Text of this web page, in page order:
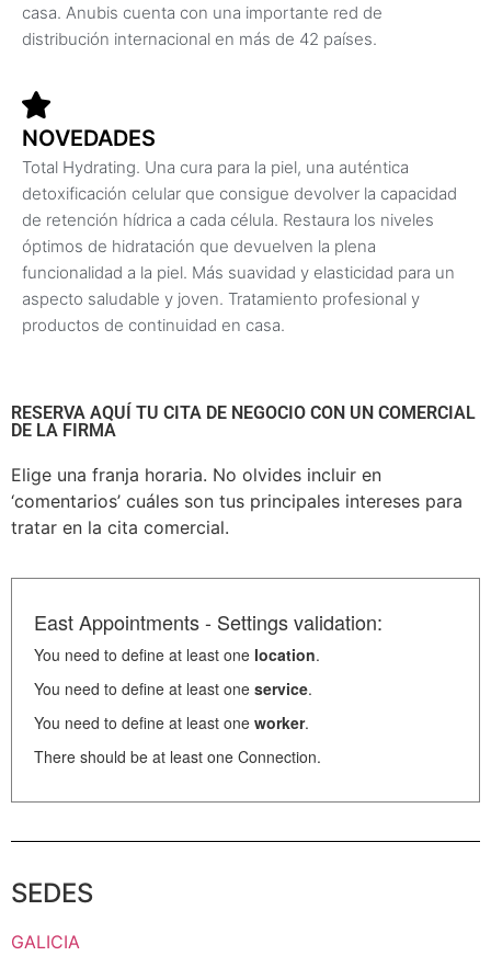
casa. Anubis cuenta con una importante red de
distribución internacional en más de 42 países.
NOVEDADES
Total Hydrating. Una cura para la piel, una auténtica
detoxificación celular que consigue devolver la capacidad
de retención hídrica a cada célula. Restaura los niveles
óptimos de hidratación que devuelven la plena
funcionalidad a la piel. Más suavidad y elasticidad para un
aspecto saludable y joven. Tratamiento profesional y
productos de continuidad en casa.
RESERVA AQUÍ TU CITA DE NEGOCIO CON UN COMERCIAL
DE LA FIRMA
Elige una franja horaria. No olvides incluir en
‘comentarios’ cuáles son tus principales intereses para
tratar en la cita comercial.
East Appointments - Settings validation:
You need to define at least one location.
You need to define at least one service.
You need to define at least one worker.
There should be at least one Connection.
SEDES
GALICIA